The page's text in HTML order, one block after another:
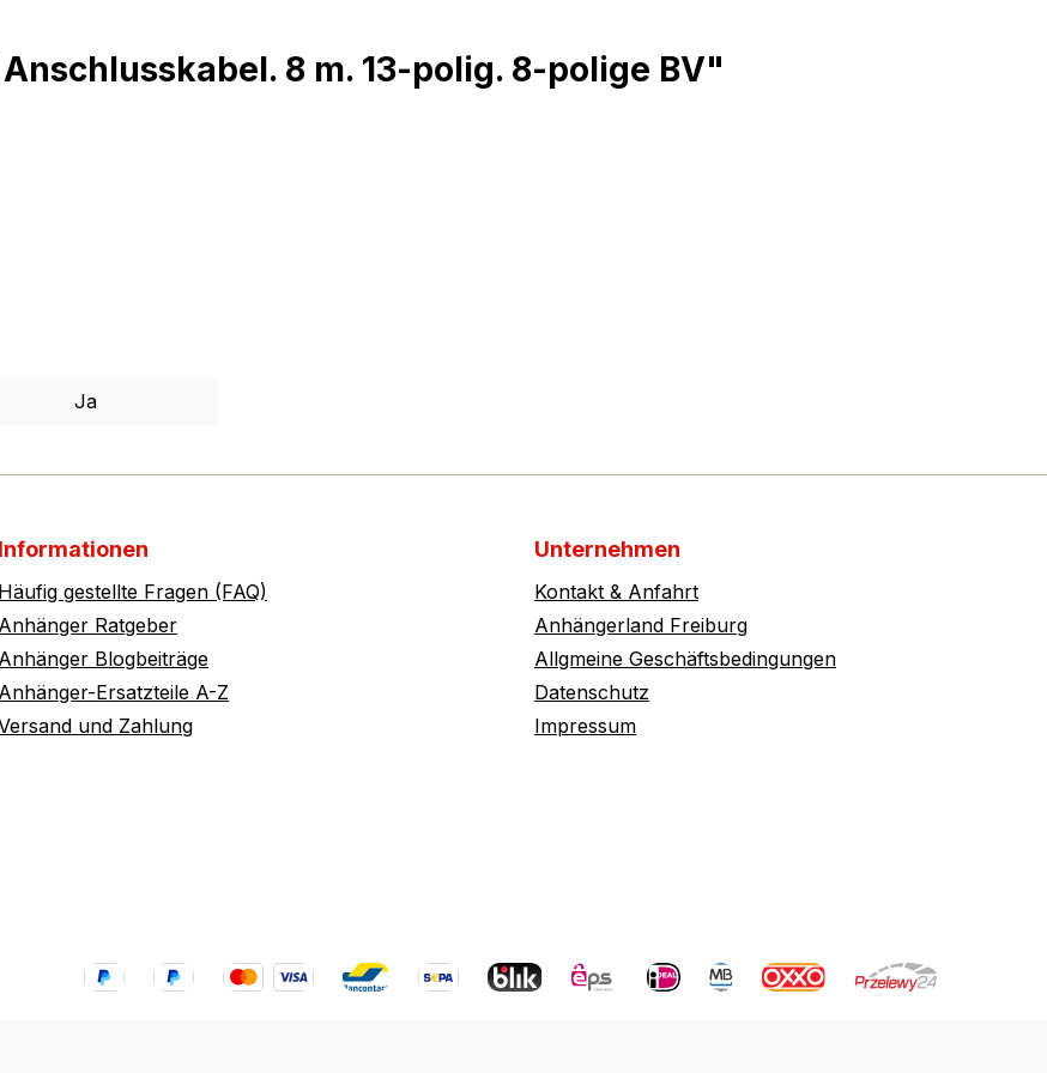
8 m. 13-polig. 8-polige BV"
Ja
Informationen
Häufig gestellte Fragen (FAQ)
Anhänger Ratgeber
Anhänger Blogbeiträge
Anhänger-Ersatzteile A-Z
und Zahlung
Unternehmen
Kontakt & Anfahrt
Anhängerland Freiburg
Allgmeine Geschäftsbedingungen
Datenschutz
Impressum